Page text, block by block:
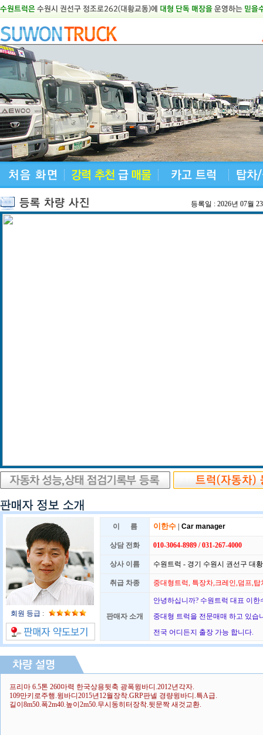
등록일 : 2026년 07월
회원 등급 :
이 름 이한수 | Car manager
상담 전화 010-3064-8989 / 031-267-4000
상사 이름 수원트럭 - 경기 수원시 권선구 대
취급 차종 중대형트럭, 특장차,크레인,덤프,탑
판매자 소개
안녕하십니까? 수원트럭 대표 이한
중대형 트럭을 전문매매 하고 있습
전국 어디든지 출장 가능 합니다.
프리마 6.5톤 260마력 한국상용뒷축 광폭윙바디.2012년각자.
109만키로주행.윙바디2015년12월장착.GRP판넬 경량윙바디.특A급.
길이8m50.폭2m40.높이2m50.무시동히터장착.뒷문짝 새것교환.